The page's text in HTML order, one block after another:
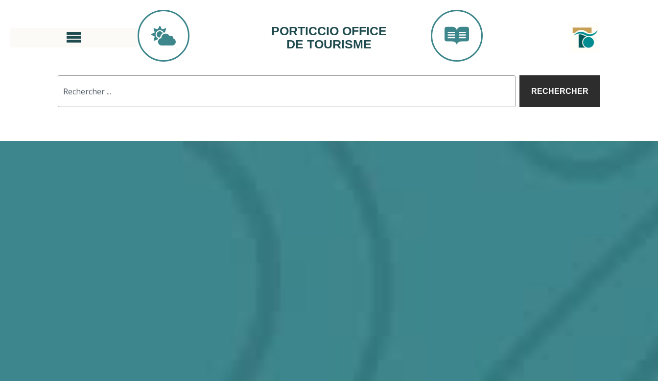
PORTICCIO OFFICE
DE TOURISME
RECHERCHER